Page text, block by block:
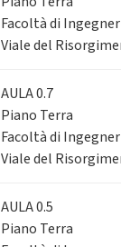
Facoltà di
Viale del
AULA 0.7
Piano Terra
Facoltà di
Viale del
AULA 0.5
Piano Terra